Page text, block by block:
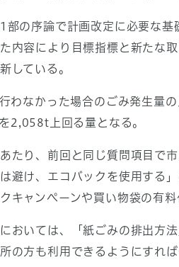
の序論で計画改定に必要な基
内容により目標指標と新たな
している。
わなかった場合のごみ発生量
2,058t上回る量となる。
たり、前回と同じ質問項目で
避け、エコバックを使用する
キャンペーンや買い物袋の有
おいては、「紙ごみの排出方
の方も利用できるようにすれ